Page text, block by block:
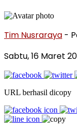
Tim Nusraraya -
Sabtu, 16 Maret
URL berhasil dicopy